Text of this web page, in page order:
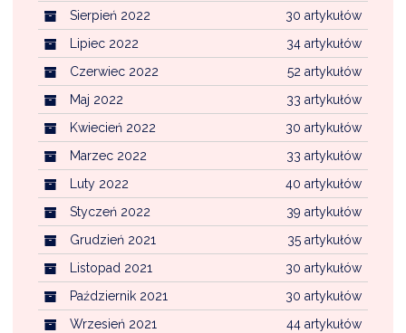
30 artykułów
Sierpień 2022
34 artykułów
Lipiec 2022
52 artykułów
Czerwiec 2022
33 artykułów
Maj 2022
30 artykułów
Kwiecień 2022
33 artykułów
Marzec 2022
40 artykułów
Luty 2022
39 artykułów
Styczeń 2022
35 artykułów
Grudzień 2021
30 artykułów
Listopad 2021
30 artykułów
Październik 2021
44 artykułów
Wrzesień 2021